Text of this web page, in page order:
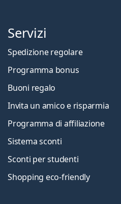
Servizi
Spedizione regolare
Programma bonus
Buoni regalo
Invita un amico e risparmia
Programma di affiliazione
Sistema sconti
Sconti per studenti
Shopping eco-friendly